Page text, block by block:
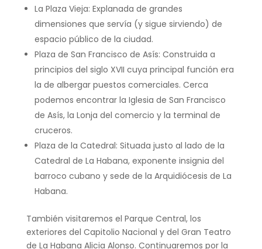
La Plaza Vieja: Explanada de grandes
dimensiones que servía (y sigue sirviendo) de
espacio público de la ciudad.
Plaza de San Francisco de Asís: Construida a
principios del siglo XVII cuya principal función era
la de albergar puestos comerciales. Cerca
podemos encontrar la Iglesia de San Francisco
de Asís, la Lonja del comercio y la terminal de
cruceros.
Plaza de la Catedral: Situada justo al lado de la
Catedral de La Habana, exponente insignia del
barroco cubano y sede de la Arquidiócesis de La
Habana.
También visitaremos el Parque Central, los
exteriores del Capitolio Nacional y del Gran Teatro
de La Habana Alicia Alonso. Continuaremos por la